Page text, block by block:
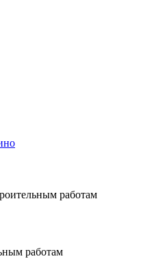
работам
работам